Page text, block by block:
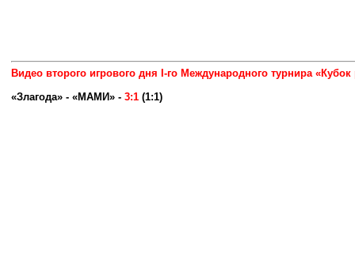
Видео второго игрового дня I-го Международного турнира
«Злагода» - «МАМИ» - 3:1 (1:1)